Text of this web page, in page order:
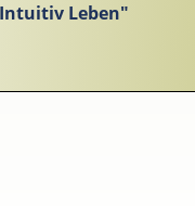
Leben"